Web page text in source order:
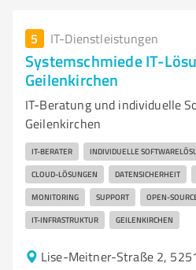
5 IT-Dienstleistungen
Systemschmiede IT-
Geilenkirchen
IT-Beratung und individuelle
Geilenkirchen
IT-BERATER INDIVIDUELLE
CLOUD-LÖSUNGEN DATENSICHERHEIT
MONITORING SUPPORT OPEN-
IT-INFRASTRUKTUR GEILENKIRCHEN
Lise-Meitner-Straße 2,